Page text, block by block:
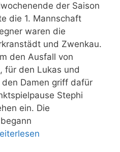
der Saison
die 1. Mannschaft
waren die
und Zwenkau.
den Ausfall von
für den Lukas und
Damen griff dafür
Stephi
ein. Die